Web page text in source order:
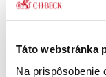
Táto webstránka
Na prispôsobenie
Jakub Dzimko
23,81 €
bez